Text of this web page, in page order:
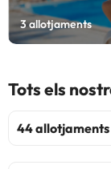
3allotjaments
Tots els
44 allotjaments